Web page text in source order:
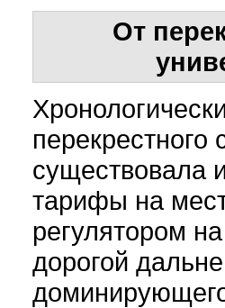
От
существовала
тарифы на
регулятором
дорогой